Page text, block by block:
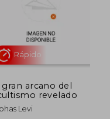
gran arcano del
revelado
Levi